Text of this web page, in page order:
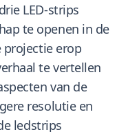
LED-strips
te openen in de
projectie erop
te vertellen
van de
resolutie en
ledstrips